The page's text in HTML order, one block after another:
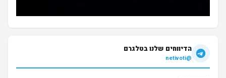
הדיווחים שלנו בטלגרם
@netivoti